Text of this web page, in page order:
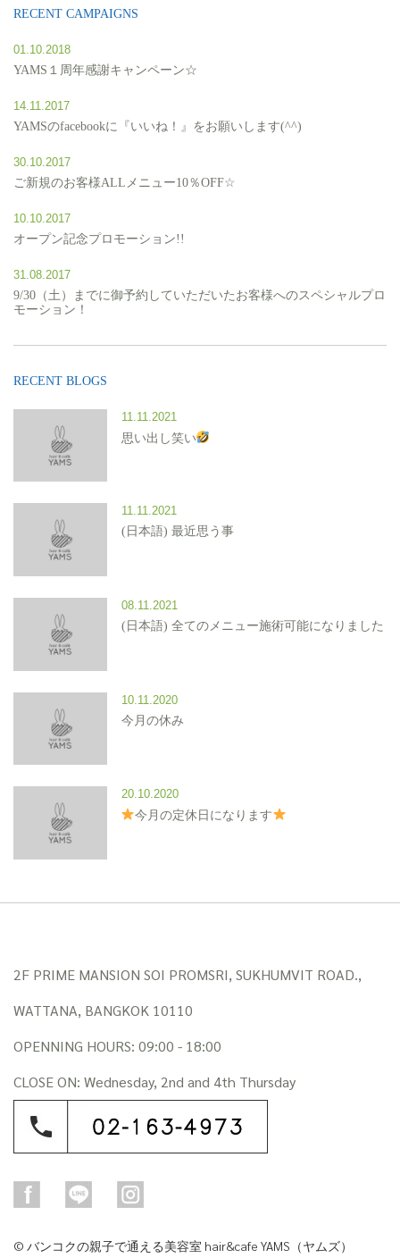
RECENT CAMPAIGNS
01.10.2018
YAMS１周年感謝キャンペーン☆
14.11.2017
YAMSのfacebookに『いいね！』をお願いします(^^)
30.10.2017
ご新規のお客様ALLメニュー10％OFF☆
10.10.2017
オープン記念プロモーション!!
31.08.2017
9/30（土）までに御予約していただいたお客様へのスペシャルプロ
モーション！
RECENT BLOGS
11.11.2021
思い出し笑い
11.11.2021
(日本語) 最近思う事
08.11.2021
(日本語) 全てのメニュー施術可能になりました
10.11.2020
今月の休み
20.10.2020
今月の定休日になります
2F PRIME MANSION SOI PROMSRI, SUKHUMVIT ROAD.,
WATTANA, BANGKOK 10110
OPENNING HOURS: 09:00 - 18:00
CLOSE ON: Wednesday, 2nd and 4th Thursday
© バンコクの親子で通える美容室 hair&cafe YAMS（ヤムズ）